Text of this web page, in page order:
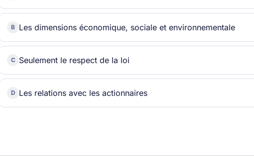
B Les dimensions économique, sociale et environnementale
C Seulement le respect de la loi
D Les relations avec les actionnaires